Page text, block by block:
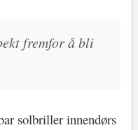
fremfor å bli
solbriller innendørs